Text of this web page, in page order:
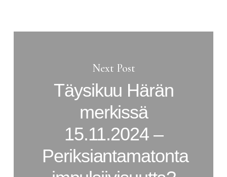
Next Post
Täysikuu Härän
merkissä
15.11.2024 –
Periksiantamatonta